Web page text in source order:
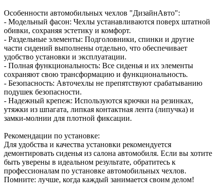
Особенности автомобильных чехлов "ДизайнАвто":
- Модельный фасон: Чехлы устанавливаются поверх штатной
обивки, сохраняя эстетику и комфорт.
- Раздельные элементы: Подголовники, спинки и другие
части сидений выполнены отдельно, что обеспечивает
удобство установки и эксплуатации.
- Полная функциональность: Все сиденья и их элементы
сохраняют свою трансформацию и функциональность.
- Безопасность: Авточехлы не препятствуют срабатыванию
подушек безопасности.
- Надежный крепеж: Используются крючки на резинках,
утяжки из шпагата, липкая контактная лента (липучка) и
замки-молнии для плотной фиксации.
Рекомендации по установке:
Для удобства и качества установки рекомендуется
демонтировать сиденья из салона автомобиля. Если вы хотите
быть уверены в идеальном результате, обратитесь к
профессионалам по установке автомобильных чехлов.
Помните: лучше, когда каждый занимается своим делом!